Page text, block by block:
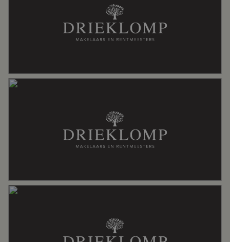
1996
Toegankelijk voor ouderen
Soort dak Bitumineuze dakbedekking, pannen
Aan bosrand, aan rustige weg, in
woonwijk
Gebouwgebonden Buitenruimte 10 m²